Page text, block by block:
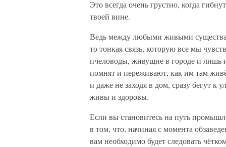
Это всегда очень грустно, когда
твоей вине.
Ведь между любыми живыми
то тонкая связь, которую все мы
пчеловоды, живущие в городе и лишь
помнят и переживают, как им там
и даже не заходя в дом, сразу бегут к
живы и здоровы.
Если вы становитесь на путь
в том, что, начиная с момента
вам необходимо будет следовать